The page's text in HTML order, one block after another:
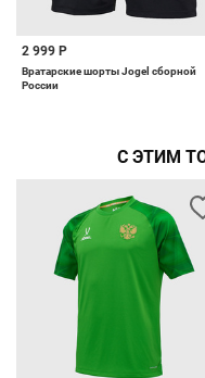
2 999 Р
Вратарские шорты Jogel сборной
России
С ЭТИМ